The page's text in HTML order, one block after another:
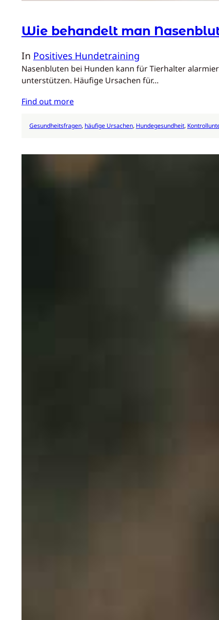
Wie behandelt man
In Positives Hundetraining
Nasenbluten bei Hunden kann für Tierhalter
unterstützen. Häufige Ursachen für…
Find out more
Gesundheitsfragen, häufige Ursachen, Hundegesundheit,